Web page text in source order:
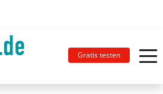
Gratis testen